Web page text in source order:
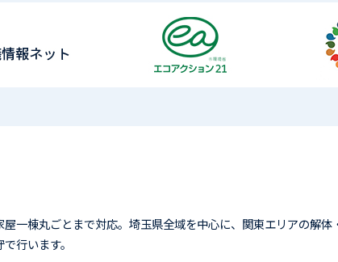
屋一棟丸ごとまで対応。埼玉県全域を中心に、関東エリアの解
行います。